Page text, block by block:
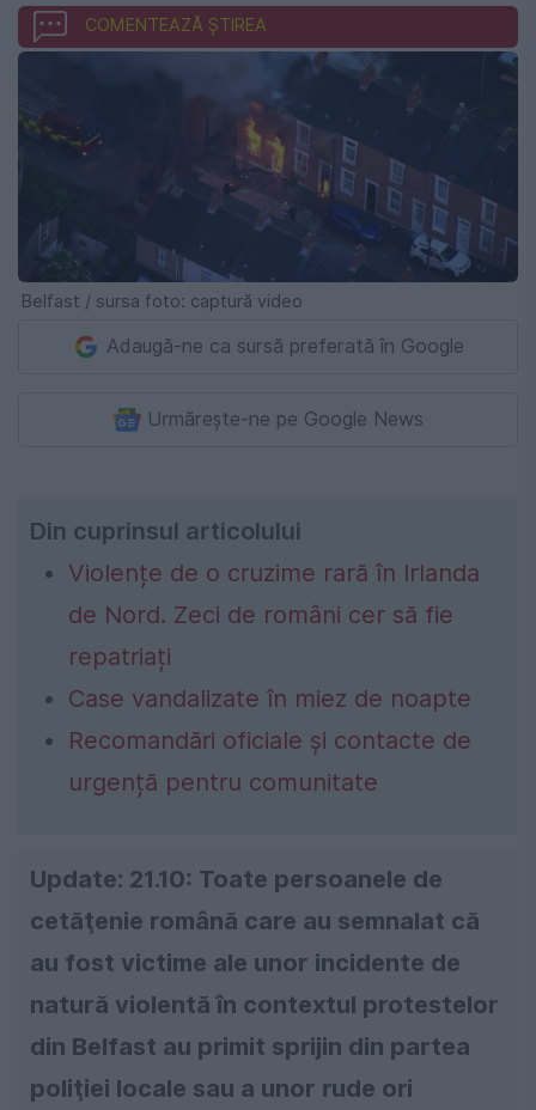
COMENTEAZĂ ȘTIREA
Belfast / sursa foto: captură video
Adaugă-ne ca sursă preferată în Google
Urmărește-ne pe Google News
Din cuprinsul articolului
Violențe de o cruzime rară în Irlanda
de Nord. Zeci de români cer să fie
repatriați
Case vandalizate în miez de noapte
Recomandări oficiale și contacte de
urgență pentru comunitate
Update: 21.10: Toate persoanele de
cetăţenie română care au semnalat că
au fost victime ale unor incidente de
natură violentă în contextul protestelor
din Belfast au primit sprijin din partea
poliţiei locale sau a unor rude ori